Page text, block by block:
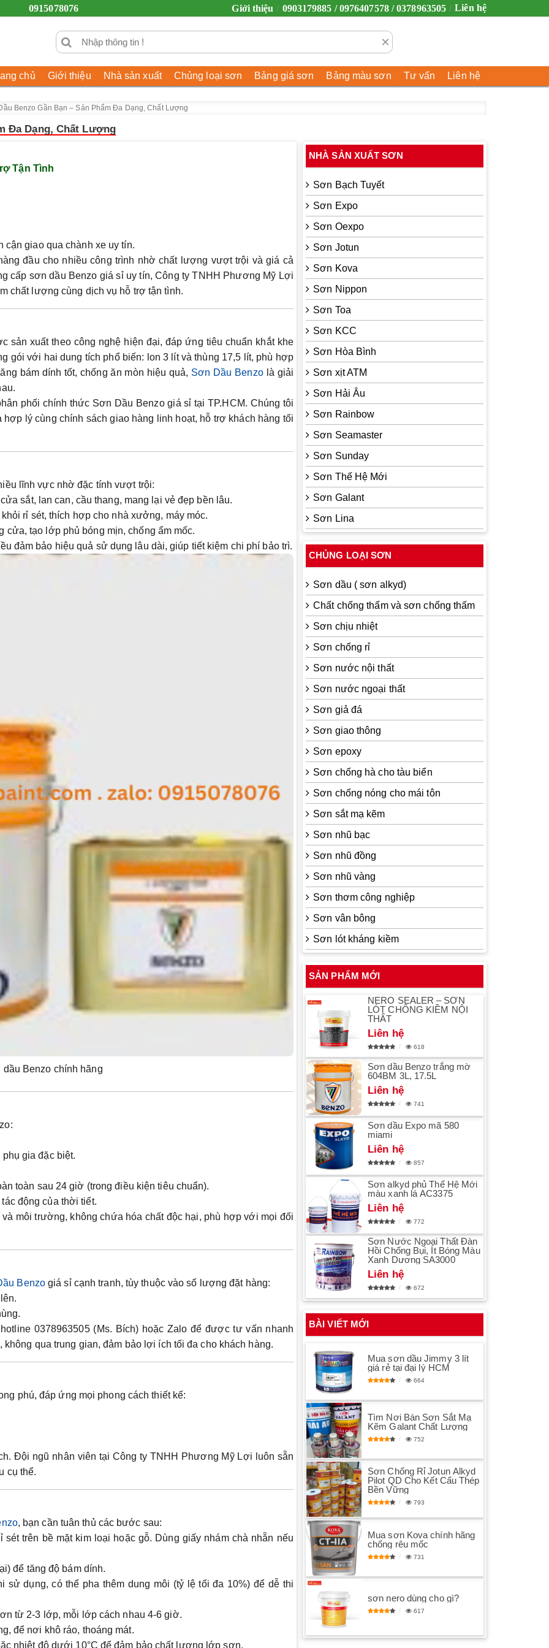
0915078076 Giới thiệu 0903179885 / 0976407578 / 0378963505 Liên hệ
×
chủ Giới thiệu Nhà sản xuất Chủng loại sơn Bảng giá sơn Bảng màu sơn Tư vấn Liên hệ
Benzo Gần Bạn – Sản Phẩm Đa Dạng, Chất Lượng
Đa Dạng, Chất Lượng
Tận Tình
cận giao qua chành xe uy tín.
đầu cho nhiều công trình nhờ chất lượng vượt trội và giá cả
cấp sơn dầu Benzo giá sỉ uy tín, Công ty TNHH Phương Mỹ Lợi
chất lượng cùng dịch vụ hỗ trợ tận tình.
sản xuất theo công nghệ hiện đại, đáp ứng tiêu chuẩn khắt khe
gói với hai dung tích phổ biến: lon 3 lít và thùng 17,5 lít, phù hợp
bám dính tốt, chống ăn mòn hiệu quả, Sơn Dầu Benzolà giải
phối chính thức Sơn Dầu Benzo giá sỉ tại TP.HCM. Chúng tôi
lý cùng chính sách giao hàng linh hoạt, hỗ trợ khách hàng tối
lĩnh vực nhờ đặc tính vượt trội:
sắt, lan can, cầu thang, mang lại vẻ đẹp bền lâu.
rỉ sét, thích hợp cho nhà xưởng, máy móc.
cửa, tạo lớp phủ bóng mịn, chống ẩm mốc.
đảm bảo hiệu quả sử dụng lâu dài, giúp tiết kiệm chi phí bảo trì.
dầu Benzo chính hãng
gia đặc biệt.
toàn sau 24 giờ (trong điều kiện tiêu chuẩn).
động của thời tiết.
môi trường, không chứa hóa chất độc hại, phù hợp với mọi đối
Benzogiá sỉ cạnh tranh, tùy thuộc vào số lượng đặt hàng:
0378963505 (Ms. Bích) hoặc Zalo để được tư vấn nhanh
qua trung gian, đảm bảo lợi ích tối đa cho khách hàng.
phú, đáp ứng mọi phong cách thiết kế:
Đội ngũ nhân viên tại Công ty TNHH Phương Mỹ Lợi luôn sẵn
cụ thể.
, bạn cần tuân thủ các bước sau:
trên bề mặt kim loại hoặc gỗ. Dùng giấy nhám chà nhẵn nếu
để tăng độ bám dính.
dụng, có thể pha thêm dung môi (tỷ lệ tối đa 10%) để dễ thi
từ 2-3 lớp, mỗi lớp cách nhau 4-6 giờ.
để nơi khô ráo, thoáng mát.
nhiệt độ dưới 10°C để đảm bảo chất lượng lớp sơn.
NHÀ SẢN XUẤT SƠN
Sơn Bạch Tuyết
Sơn Expo
Sơn Oexpo
Sơn Jotun
Sơn Kova
Sơn Nippon
Sơn Toa
Sơn KCC
Sơn Hòa Bình
Sơn xịt ATM
Sơn Hải Âu
Sơn Rainbow
Sơn Seamaster
Sơn Sunday
Sơn Thế Hệ Mới
Sơn Galant
Sơn Lina
CHỦNG LOẠI SƠN
Sơn dầu ( sơn alkyd)
Chất chống thấm và sơn chống thấm
Sơn chịu nhiệt
Sơn chống rỉ
Sơn nước nội thất
Sơn nước ngoại thất
Sơn giả đá
Sơn giao thông
Sơn epoxy
Sơn chống hà cho tàu biển
Sơn chống nóng cho mái tôn
Sơn sắt mạ kẽm
Sơn nhũ bạc
Sơn nhũ đồng
Sơn nhũ vàng
Sơn thơm công nghiệp
Sơn vân bông
Sơn lót kháng kiềm
SẢN PHẨM MỚI
NERO SEALER – SƠN
LÓT CHỐNG KIỀM NỘI
THẤT
Liên hệ
618
Sơn dầu Benzo trắng mờ
604BM 3L, 17.5L
Liên hệ
741
Sơn dầu Expo mã 580
miami
Liên hệ
857
Sơn alkyd phủ Thế Hệ Mới
màu xanh lá AC3375
Liên hệ
772
Sơn Nước Ngoại Thất Đàn
Hồi Chống Bụi, Ít Bóng Màu
Xanh Dương SA3000
Liên hệ
672
BÀI VIẾT MỚI
Mua sơn dầu Jimmy 3 lít
giá rẻ tại đại lý HCM
664
Tìm Nơi Bán Sơn Sắt Mạ
Kẽm Galant Chất Lượng
752
Sơn Chống Rỉ Jotun Alkyd
Pilot QD Cho Kết Cấu Thép
Bền Vững
793
Mua sơn Kova chính hãng
chống rêu mốc
731
sơn nero dùng cho gì?
617